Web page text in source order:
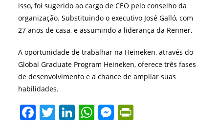
isso, foi sugerido ao cargo de CEO pelo conselho da
organização. Substituindo o executivo José Galló, com
27 anos de casa, e assumindo a liderança da Renner.
A oportunidade de trabalhar na Heineken, através do
Global Graduate Program Heineken, oferece três fases
de desenvolvimento e a chance de ampliar suas
habilidades.
F T Li W M